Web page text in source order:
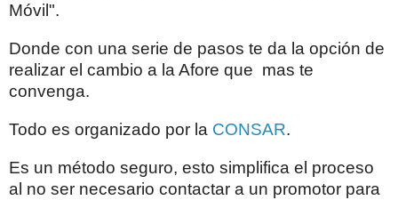
Móvil".
Donde con una serie de pasos te da la opción de
realizar el cambio a la Afore que mas te
convenga.
Todo es organizado por la CONSAR.
Es un método seguro, esto simplifica el proceso
al no ser necesario contactar a un promotor para